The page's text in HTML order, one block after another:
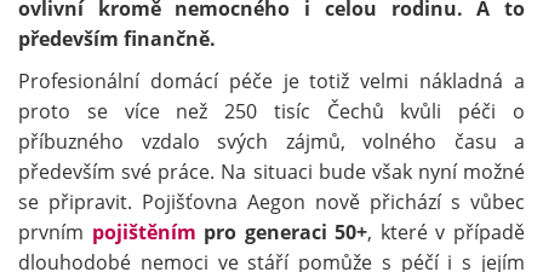
ovlivní kromě nemocného i celou rodinu. A to
především finančně.
Profesionální domácí péče je totiž velmi nákladná a
proto se více než 250 tisíc Čechů kvůli péči o
příbuzného vzdalo svých zájmů, volného času a
především své práce. Na situaci bude však nyní možné
se připravit. Pojišťovna Aegon nově přichází s vůbec
prvním pojištěním pro generaci 50+, které v případě
dlouhodobé nemoci ve stáří pomůže s péčí i s jejím